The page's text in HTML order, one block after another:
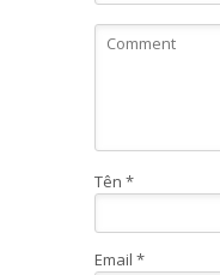
Tên *
Email *